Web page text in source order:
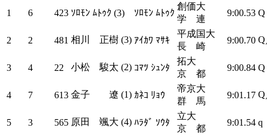
1 6 423 ｿﾛﾓﾝ ﾑﾄｩｸ (3) ｿﾛﾓﾝ ﾑﾄｩｸ
創価大
学 連
9:00.53 Q
2 2 481 相川 正樹 (3) ｱｲｶﾜ ﾏｻｷ
平成国大
長 崎
9:00.70 Q
3 4 22 小松 駿太 (2) ｺﾏﾂ ｼｭﾝﾀ
拓大
京 都
9:00.84 Q
4 7 613 金子 遼 (1) ｶﾈｺ ﾘｮｳ
帝京大
群 馬
9:01.17 Q
5 3 565 原田 颯大 (4) ﾊﾗﾀﾞ ｿｳﾀ
立大
京 都
9:01.54 q